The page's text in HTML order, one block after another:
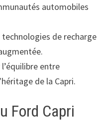
automobiles
de recharge
entre
de la Capri.
Ford Capri